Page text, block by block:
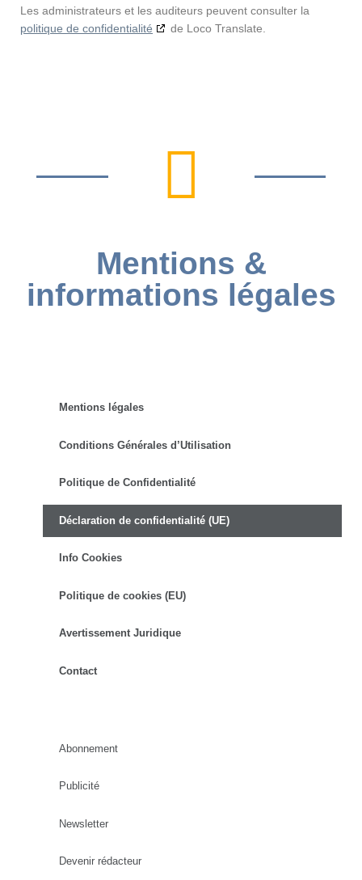
Les administrateurs et les auditeurs peuvent consulter la
politique de confidentialité
de Loco Translate.
Mentions &
informations légales
Mentions légales
Conditions Générales d’Utilisation
Politique de Confidentialité
Déclaration de confidentialité (UE)
Info Cookies
Politique de cookies (EU)
Avertissement Juridique
Contact
Abonnement
Publicité
Newsletter
Devenir rédacteur